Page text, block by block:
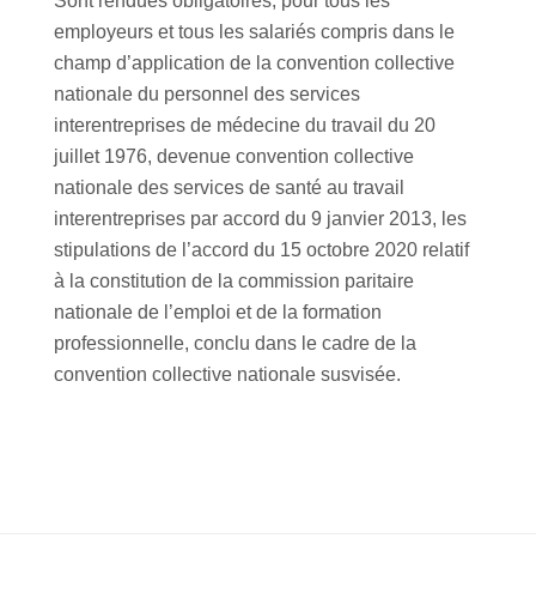
employeurs et tous les salariés compris dans le
champ d’application de la convention collective
nationale du personnel des services
interentreprises de médecine du travail du 20
juillet 1976, devenue convention collective
nationale des services de santé au travail
interentreprises par accord du 9 janvier 2013, les
stipulations de l’accord du 15 octobre 2020 relatif
à la constitution de la commission paritaire
nationale de l’emploi et de la formation
professionnelle, conclu dans le cadre de la
convention collective nationale susvisée.